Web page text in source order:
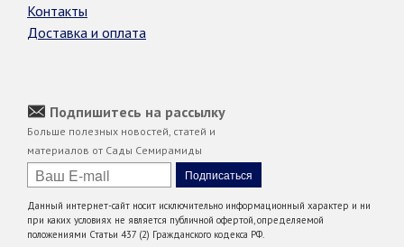
Контакты
Доставка и оплата
Подпишитесь на рассылку
Больше полезных новостей, статей и
материалов от Сады Семирамиды
Данный интернет-сайт носит исключительно информационный характер и ни
при каких условиях не является публичной офертой, определяемой
положениями Статьи 437 (2) Гражданского кодекса РФ.